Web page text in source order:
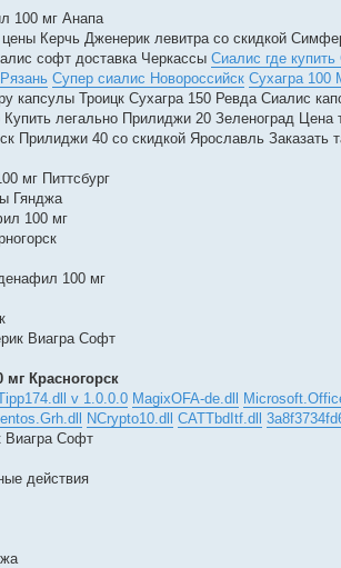
100 мг Анапа
цены Керчь Дженерик левитра со скидкой
софт доставка Черкассы Сиалис где
Супер сиалис Новороссийск Сухагра 100
капсулы Троицк Сухагра 150 Ревда Сиалис
Купить легально Прилиджи 20 Зеленоград
Прилиджи 40 со скидкой Ярославль
мг Питтсбург
Гянджа
100 мг
100 мг
Виагра Софт
мг Красногорск
v 1.0.0.0 MagixOFA-de.dll
NCrypto10.dll CATTbdItf.dll
Виагра Софт
действия